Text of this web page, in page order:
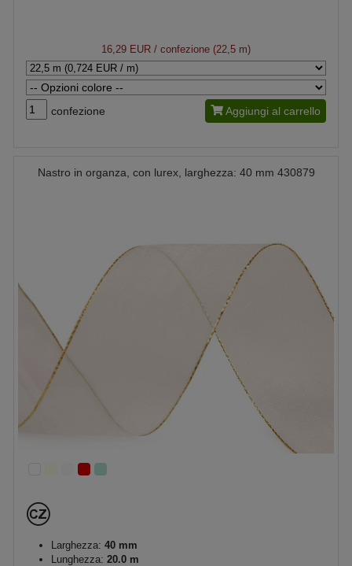
16,29 EUR / confezione (22,5 m)
confezione Aggiungi al carrello
Nastro in organza, con lurex, larghezza: 40 mm 430879
Larghezza: 40 mm
Lunghezza: 20.0 m